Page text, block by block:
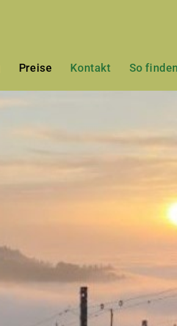
Preise Kontakt So